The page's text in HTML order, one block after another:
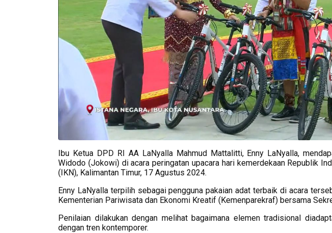
Ibu Ketua DPD RI AA LaNyalla Mahmud Mattalitti, Enny LaNyalla,
Widodo (Jokowi) di acara peringatan upacara hari kemerdekaan Republik
(IKN), Kalimantan Timur, 17 Agustus 2024.
Enny LaNyalla terpilih sebagai pengguna pakaian adat terbaik di acara
Kementerian Pariwisata dan Ekonomi Kreatif (Kemenparekraf) bersama
Penilaian dilakukan dengan melihat bagaimana elemen tradisional
dengan tren kontemporer.